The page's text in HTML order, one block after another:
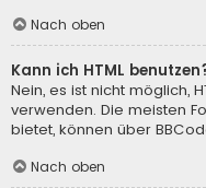
Nach oben
Kann ich HTML
Nein, es ist nicht möglich,
verwenden. Die meisten
bietet, können über
Nach oben